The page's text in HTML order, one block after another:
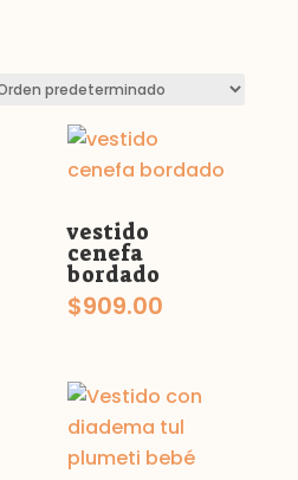
vestido
cenefa
bordado
$909.00